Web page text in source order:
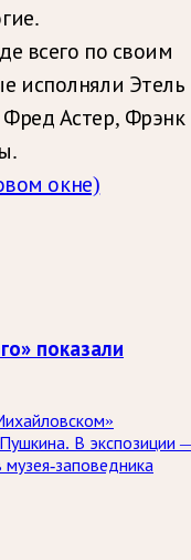
всего по своим
исполняли Этель
Астер, Фрэнк
окне)
показали
В экспозиции
заповедника